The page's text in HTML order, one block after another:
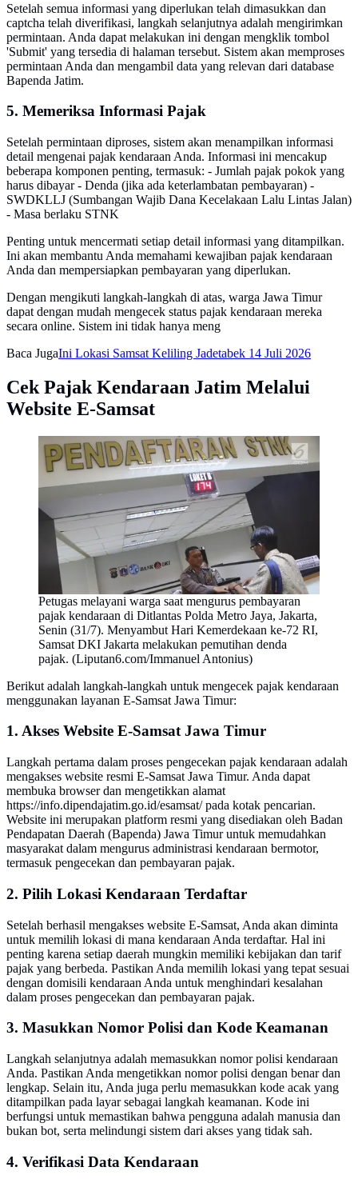
Setelah semua informasi yang diperlukan telah dimasukkan dan
captcha telah diverifikasi, langkah selanjutnya adalah mengirimkan
permintaan. Anda dapat melakukan ini dengan mengklik tombol
'Submit' yang tersedia di halaman tersebut. Sistem akan memproses
permintaan Anda dan mengambil data yang relevan dari database
Bapenda Jatim.
5. Memeriksa Informasi Pajak
Setelah permintaan diproses, sistem akan menampilkan informasi
detail mengenai pajak kendaraan Anda. Informasi ini mencakup
beberapa komponen penting, termasuk: - Jumlah pajak pokok yang
harus dibayar - Denda (jika ada keterlambatan pembayaran) -
SWDKLLJ (Sumbangan Wajib Dana Kecelakaan Lalu Lintas Jalan)
- Masa berlaku STNK
Penting untuk mencermati setiap detail informasi yang ditampilkan.
Ini akan membantu Anda memahami kewajiban pajak kendaraan
Anda dan mempersiapkan pembayaran yang diperlukan.
Dengan mengikuti langkah-langkah di atas, warga Jawa Timur
dapat dengan mudah mengecek status pajak kendaraan mereka
secara online. Sistem ini tidak hanya meng
Baca JugaIni Lokasi Samsat Keliling Jadetabek 14 Juli 2026
Cek Pajak Kendaraan Jatim Melalui
Website E-Samsat
Petugas melayani warga saat mengurus pembayaran
pajak kendaraan di Ditlantas Polda Metro Jaya, Jakarta,
Senin (31/7). Menyambut Hari Kemerdekaan ke-72 RI,
Samsat DKI Jakarta melakukan pemutihan denda
pajak. (Liputan6.com/Immanuel Antonius)
Berikut adalah langkah-langkah untuk mengecek pajak kendaraan
menggunakan layanan E-Samsat Jawa Timur:
1. Akses Website E-Samsat Jawa Timur
Langkah pertama dalam proses pengecekan pajak kendaraan adalah
mengakses website resmi E-Samsat Jawa Timur. Anda dapat
membuka browser dan mengetikkan alamat
https://info.dipendajatim.go.id/esamsat/ pada kotak pencarian.
Website ini merupakan platform resmi yang disediakan oleh Badan
Pendapatan Daerah (Bapenda) Jawa Timur untuk memudahkan
masyarakat dalam mengurus administrasi kendaraan bermotor,
termasuk pengecekan dan pembayaran pajak.
2. Pilih Lokasi Kendaraan Terdaftar
Setelah berhasil mengakses website E-Samsat, Anda akan diminta
untuk memilih lokasi di mana kendaraan Anda terdaftar. Hal ini
penting karena setiap daerah mungkin memiliki kebijakan dan tarif
pajak yang berbeda. Pastikan Anda memilih lokasi yang tepat sesuai
dengan domisili kendaraan Anda untuk menghindari kesalahan
dalam proses pengecekan dan pembayaran pajak.
3. Masukkan Nomor Polisi dan Kode Keamanan
Langkah selanjutnya adalah memasukkan nomor polisi kendaraan
Anda. Pastikan Anda mengetikkan nomor polisi dengan benar dan
lengkap. Selain itu, Anda juga perlu memasukkan kode acak yang
ditampilkan pada layar sebagai langkah keamanan. Kode ini
berfungsi untuk memastikan bahwa pengguna adalah manusia dan
bukan bot, serta melindungi sistem dari akses yang tidak sah.
4. Verifikasi Data Kendaraan